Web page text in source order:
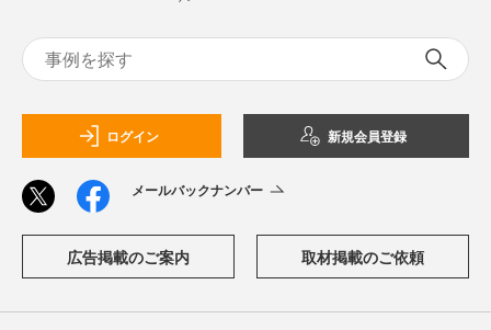
ログイン 新規会員登録
メールバックナンバー
広告掲載のご案内 取材掲載のご依頼